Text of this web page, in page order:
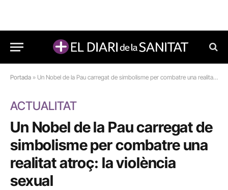
Portada » Un Nobel de la Pau carregat de simbolisme per combatre una realitat atroç: la violència sexual
ACTUALITAT
Un Nobel de la Pau carregat de
simbolisme per combatre una
realitat atroç: la violència
sexual